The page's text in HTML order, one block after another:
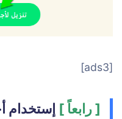
[ads3]
[ رابعاً ] إستخدام